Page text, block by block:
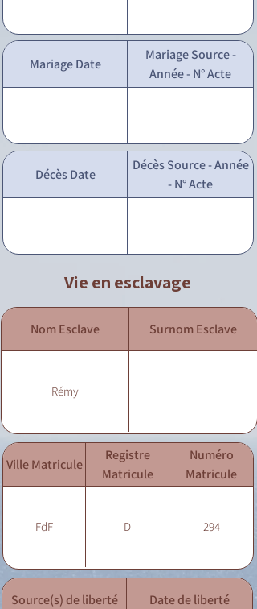
Mariage Date
Mariage Source -
Année - N° Acte
Décès Date
Décès Source - Année
- N° Acte
Vie en esclavage
Nom Esclave Surnom Esclave
Rémy
Ville Matricule
Registre
Matricule
Numéro
Matricule
FdF D 294
Source(s) de liberté Date de liberté